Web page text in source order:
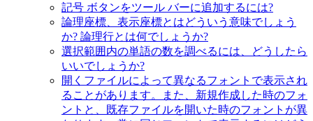
記号 ボタンをツール バーに追加するには?
論理座標、表示座標とはどういう意味でしょう
か? 論理行とは何でしょうか?
選択範囲内の単語の数を調べるには、どうしたら
いいでしょうか?
開くファイルによって異なるフォントで表示され
ることがあります。また、新規作成した時のフォ
ントと、既存ファイルを開いた時のフォントが異